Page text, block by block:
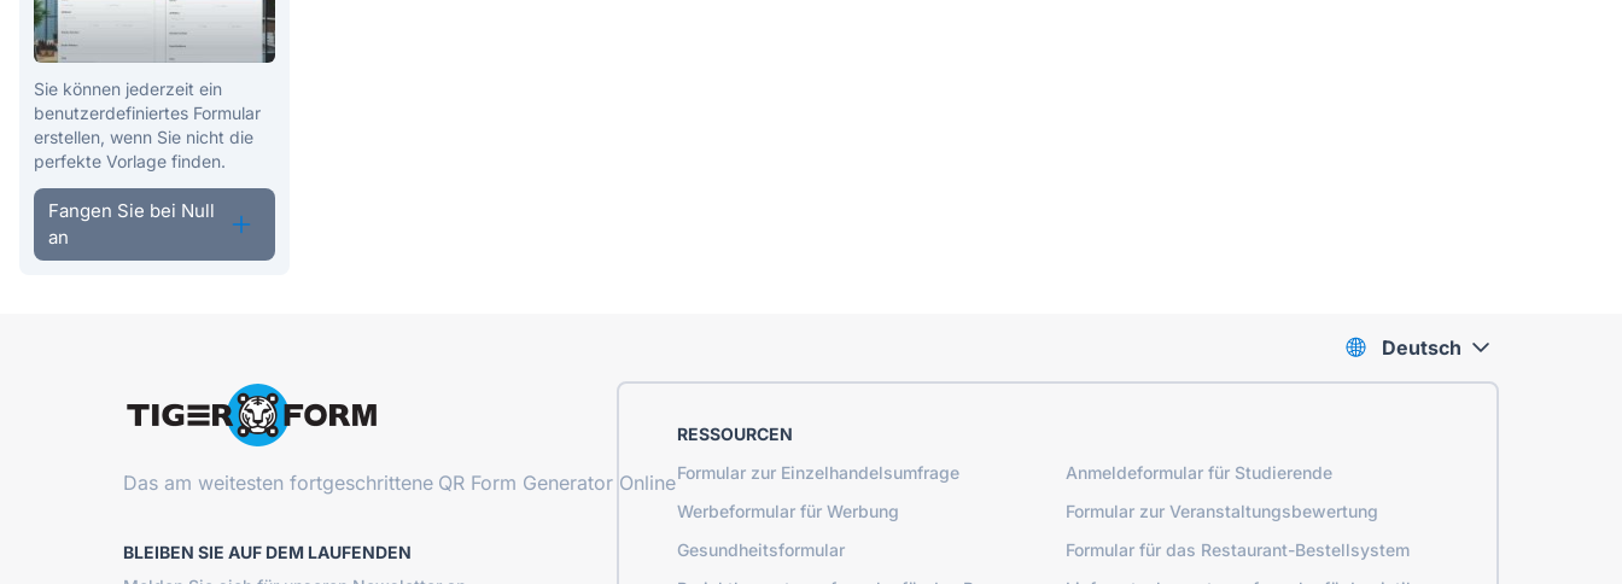
Sie können jederzeit ein
benutzerdefiniertes Formular
erstellen, wenn Sie nicht die
perfekte Vorlage finden.
Fangen Sie bei Null
an
Das am weitesten fortgeschrittene QR Form Generator Online
BLEIBEN SIE AUF DEM LAUFENDEN
RESSOURCEN
Formular zur Einzelhandelsumfrage
Anmeldeformular für Studierende
Werbeformular für Werbung
Formular zur Veranstaltungsbewertung
Gesundheitsformular
Formular für das Restaurant-Bestellsystem
Deutsch